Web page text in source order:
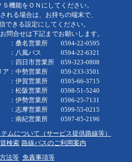
機能をＯＮにしてください。
れる場合は、お持ちの端末で、
きる設定にしてください。
問合せは下記までお願いします。
名営業所 0594-22-0595
0594-22-6321
日市営業所 059-323-0808
ア：中勢営業所 059-233-3501
：伊賀営業所 0595-66-3715
：松阪営業所 0598-51-5240
勢営業所 0596-25-7131
摩営業所 0599-55-0215
紀営業所 0597-85-2196
ムについて（サービス提供路線等）
検索 路線バスのご利用案内
法等 免責事項等